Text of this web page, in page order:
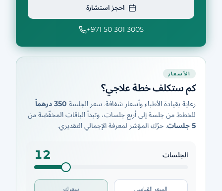
احجز استشارة
+971 50 301 3005
الأسعار
كم ستكلف خطة علاجي؟
رعاية بقيادة الأطباء وأسعار شفافة. سعر الجلسة350 درهماً
للخطط من جلسة إلى أربع جلسات، وتبدأ الباقات المخفّضة من
5 جلسات . حرّك المؤشر لمعرفة الإجمالي التقديري.
الجلسات 12